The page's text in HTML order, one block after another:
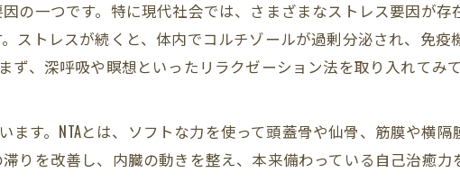
の一つです。特に現代社会では、さまざまなストレス要因が
ストレスが続くと、体内でコルチゾールが過剰分泌され、免疫
ず、深呼吸や瞑想といったリラクゼーション法を取り入れてみ
ます。NTAとは、ソフトな力を使って頭蓋骨や仙骨、筋膜や横
りを改善し、内臓の動きを整え、本来備わっている自己治癒